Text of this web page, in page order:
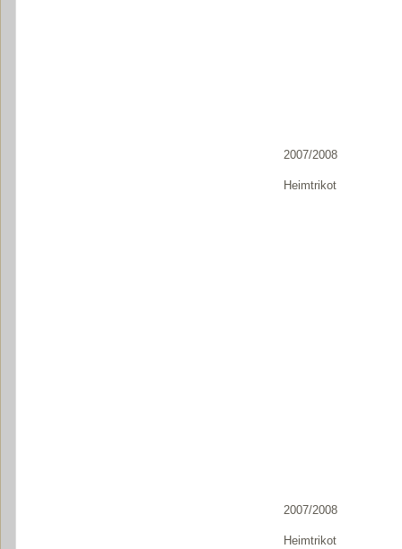
2007/2008
Heimtrikot
2007/2008
Heimtrikot